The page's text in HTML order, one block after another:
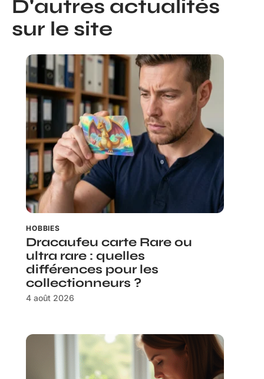
D'autres actualités
sur le site
HOBBIES
Dracaufeu carte Rare ou
ultra rare : quelles
différences pour les
collectionneurs ?
4 août 2026